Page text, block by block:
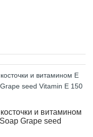
и витамином
Grape seed